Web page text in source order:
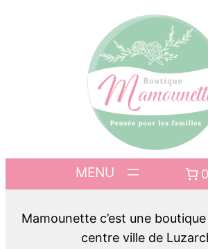
Mamounette c’est une
centre ville de